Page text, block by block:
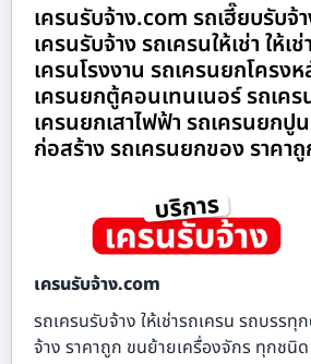
เครนรับจ้าง.com รถเฮี๊ยบรับจ้า
เครนรับจ้าง รถเครนให้เช่า ให้เ
เครนโรงงาน รถเครนยกโครง
เครนยกตู้คอนเทนเนอร์ รถเค
เครนยกเสาไฟฟ้า รถเครนยกปู
ก่อสร้าง รถเครนยกของ ราคา
เครนรับจ้าง.com
รถเครนรับจ้าง ให้เช่ารถเครน รถบรรทุ
จ้าง ราคาถูก ขนย้ายเครื่องจักร ทุกชนิด